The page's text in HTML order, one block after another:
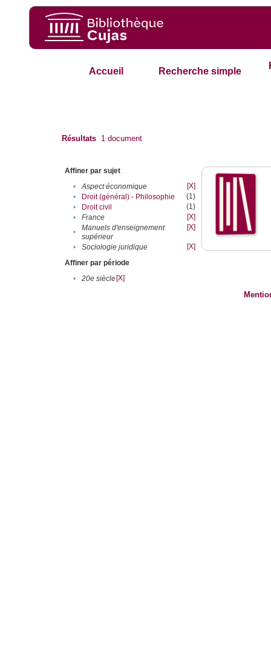
Accueil Recherche simple
Résultats 1 document
Affiner par sujet
•
Aspect économique
[X]
•
Droit (général) - Philosophie
(1)
•
Droit civil
(1)
•
France
[X]
•
Manuels d'enseignement
supérieur
[X]
• Sociologie juridique
[X]
Affiner par période
•
20e siècle[X]